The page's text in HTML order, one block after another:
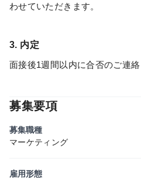
わせていただきます。
3. 内定
面接後1週間以内に合否のご連絡
募集要項
募集職種
マーケティング
雇用形態